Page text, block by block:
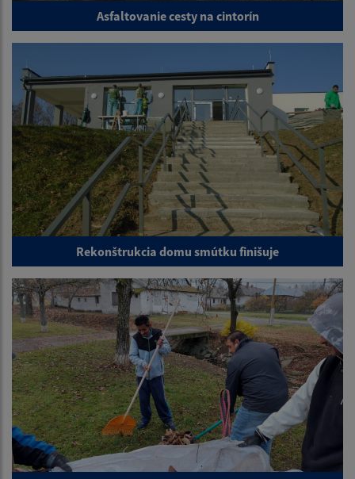
Asfaltovanie cesty na cintorín
Rekonštrukcia domu smútku finišuje